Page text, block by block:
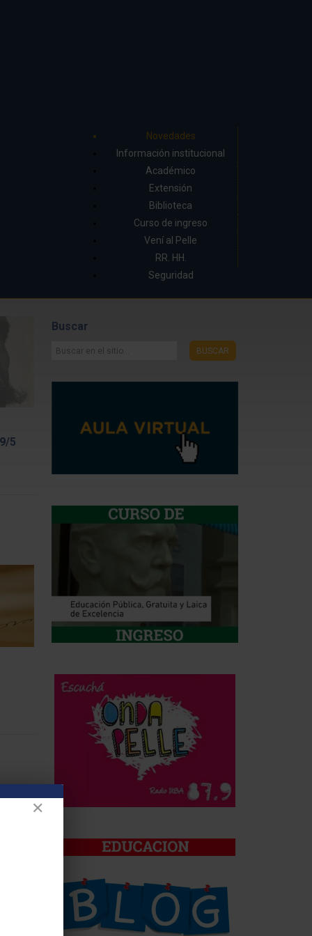
Novedades
Información institucional
Académico
Extensión
Biblioteca
Curso de ingreso
Vení al Pelle
RR. HH.
Seguridad
5
Buscar
Buscar
BUSCAR
✕